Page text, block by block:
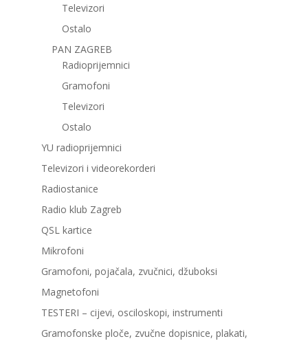
Televizori
Ostalo
PAN ZAGREB
Radioprijemnici
Gramofoni
Televizori
Ostalo
YU radioprijemnici
Televizori i videorekorderi
Radiostanice
Radio klub Zagreb
QSL kartice
Mikrofoni
Gramofoni, pojačala, zvučnici, džuboksi
Magnetofoni
TESTERI – cijevi, osciloskopi, instrumenti
Gramofonske ploče, zvučne dopisnice, plakati,